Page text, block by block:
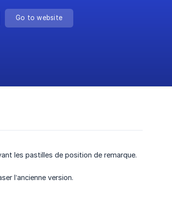
Go to website
les pastilles de position de remarque.
l’ancienne version.